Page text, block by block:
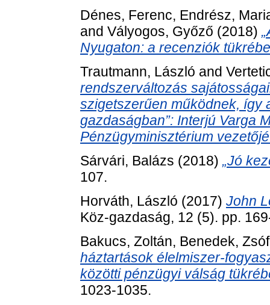
Dénes, Ferenc, Endrész,
and Vályogos, Győző (2018)
Nyugaton: a recenziók
Trautmann, László and
rendszerváltozás
szigetszerűen működnek, így
gazdaságban”: Interjú Varga
Pénzügyminisztérium
Sárvári, Balázs (2018) „Jó
107.
Horváth, László (2017) John
Köz-gazdaság, 12 (5). pp.
Bakucs, Zoltán, Benedek,
háztartások élelmiszer-
közötti pénzügyi válság
1023-1035.